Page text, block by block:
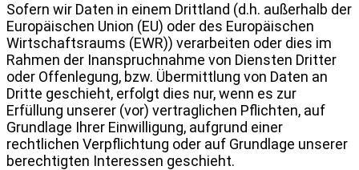
Sofern wir Daten in einem Drittland (d.h. außerhalb der
Europäischen Union (EU) oder des Europäischen
Wirtschaftsraums (EWR)) verarbeiten oder dies im
Rahmen der Inanspruchnahme von Diensten Dritter
oder Offenlegung, bzw. Übermittlung von Daten an
Dritte geschieht, erfolgt dies nur, wenn es zur
Erfüllung unserer (vor) vertraglichen Pflichten, auf
Grundlage Ihrer Einwilligung, aufgrund einer
rechtlichen Verpflichtung oder auf Grundlage unserer
berechtigten Interessen geschieht.